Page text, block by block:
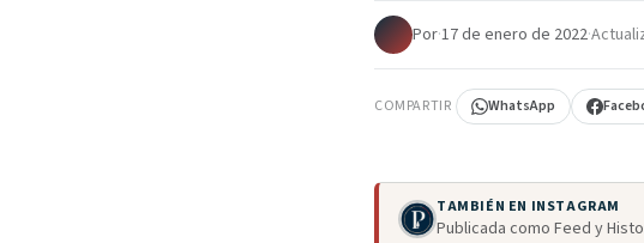
Por·17 de enero de 2022·
COMPARTIR WhatsApp
TAMBIÉN EN INSTAGRAM
Publicada como Feed y